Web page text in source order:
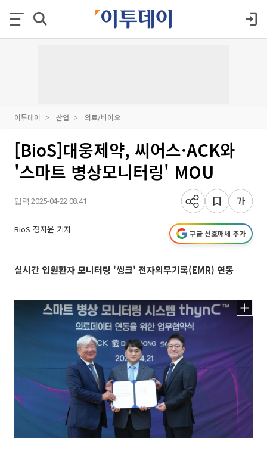
이투데이 산업 의료/바이오
[BioS]대웅제약, 씨어스·ACK와
'스마트 병상모니터링' MOU
입력 2025-04-22 08:41
BioS 정지윤 기자 구글 선호매체 추가
실시간 입원환자 모니터링 '씽크' 전자의무기록(EMR) 연동